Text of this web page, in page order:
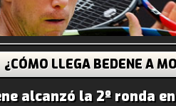
¿CÓMO LLEGA BEDENE A
alcanzó la 2º ronda